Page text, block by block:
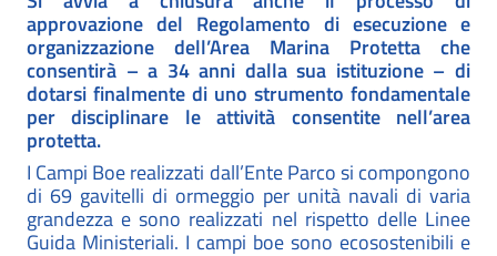
approvazione del Regolamento di esecuzione e
organizzazione dell’Area Marina Protetta che
consentirà – a 34 anni dalla sua istituzione – di
dotarsi finalmente di uno strumento fondamentale
per disciplinare le attività consentite nell’area
protetta.
I Campi Boe realizzati dall’Ente Parco si compongono
di 69 gavitelli di ormeggio per unità navali di varia
grandezza e sono realizzati nel rispetto delle Linee
Guida Ministeriali. I campi boe sono ecosostenibili e